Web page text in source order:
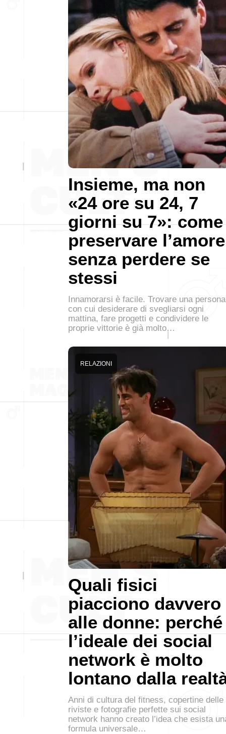
Insieme, ma non
«24 ore su 24, 7
giorni su 7»: come
preservare l’amore
senza perdere se
stessi
Innamorarsi è facile. Trovare una persona
con cui desiderare di svegliarsi ogni
mattina, fare progetti e condividere le
proprie vittorie è già molto…
Quali fisici
piacciono davvero
alle donne: perché
l’ideale dei social
network è molto
lontano dalla
RELAZIONI
Anni di cultura del fitness, copertine delle
riviste e fotografie perfette sui social
network hanno creato l’idea che esista
formula universale…